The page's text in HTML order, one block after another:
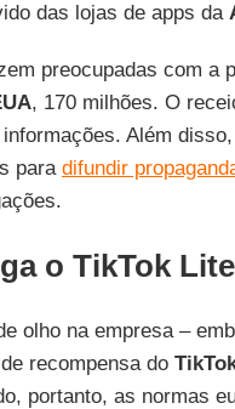
das lojas de apps da
preocupadas com a
, 170 milhões. O
Além
para difundir
o TikTok
olho na empresa –
recompensa do
portanto, as normas